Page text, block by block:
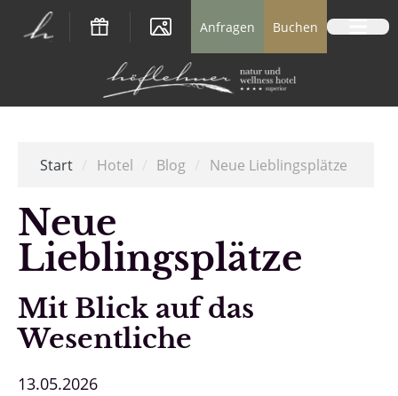
Logo Natur- und Wellnesshotel Höflehner
Anfragen Buchen
Start Hotel Blog Neue Lieblingsplätze
Neue
Lieblingsplätze
Mit Blick auf das
Wesentliche
13.05.2026